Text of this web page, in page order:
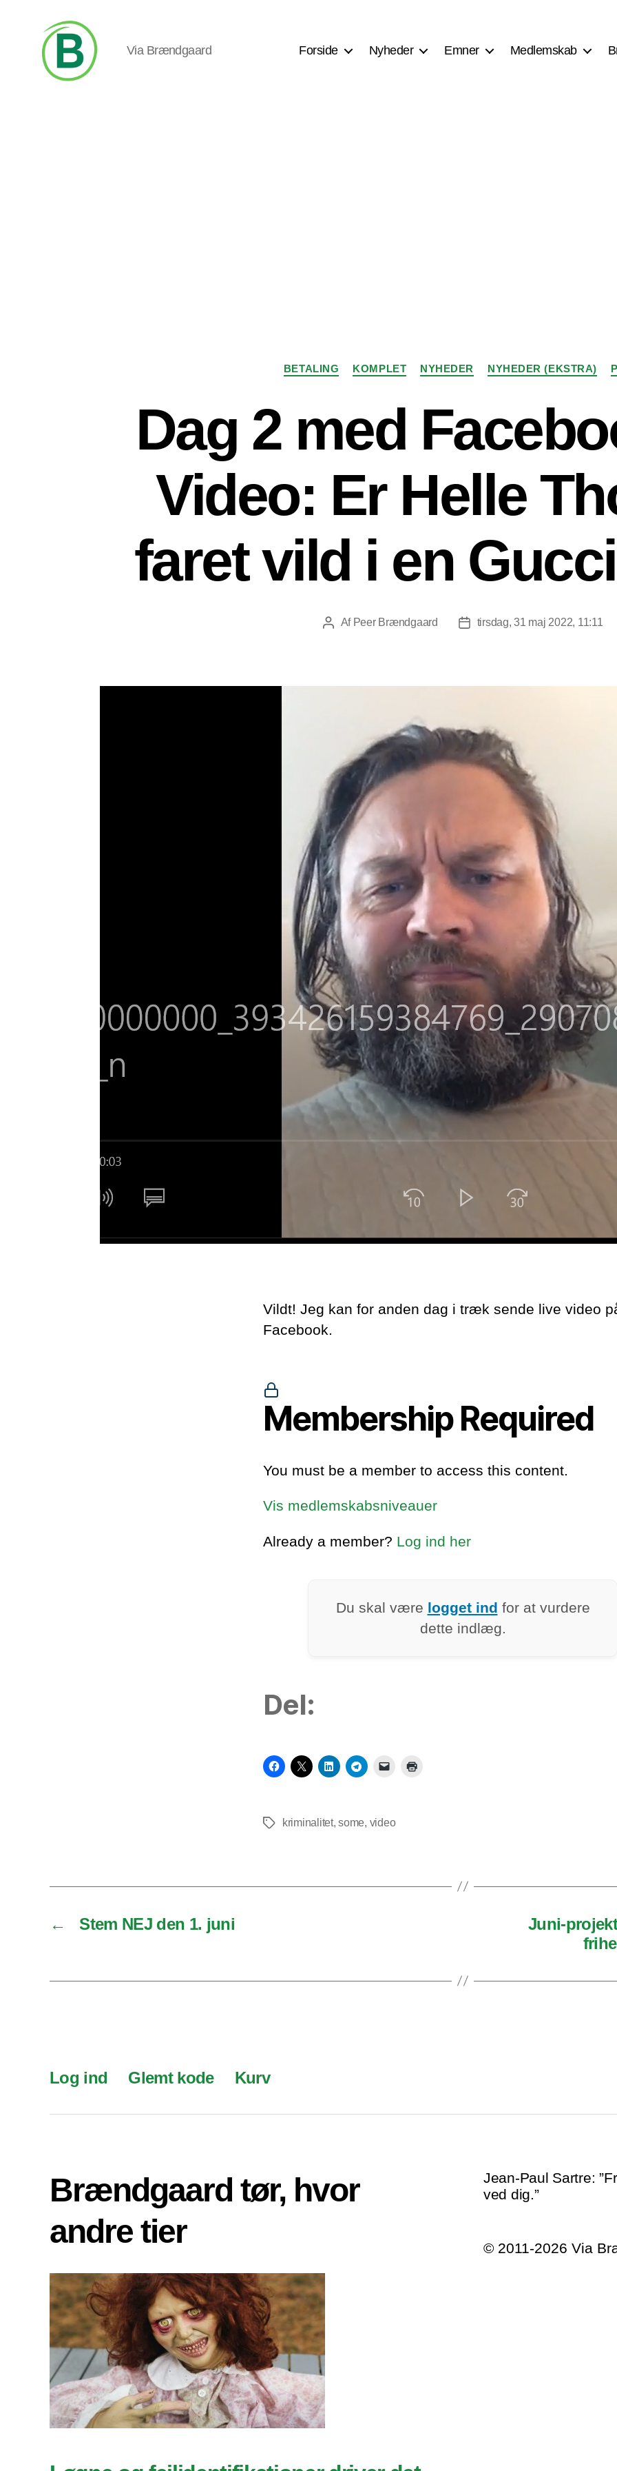
Via Brændgaard Forside Nyheder Emner Medlemskab
Kategorier
BETALING KOMPLET NYHEDER NYHEDER (EKSTRA)
Dag 2 med
Video: Er Helle
faret vild i en
Indlægsforfatter
Af Peer Brændgaard Indlægsdato
tirsdag, 31 maj 2022, 11:11
Vildt! Jeg kan for anden dag i træk sende live video
Facebook.
Membership Required
You must be a member to access this content.
Vis medlemskabsniveauer
Already a member? Log ind her
Du skal være logget ind for at vurdere
dette indlæg.
Del:
Tagskriminalitet,some, video
← Stem NEJ den 1. juni
Juni-
Log ind Glemt kode Kurv
Brændgaard tør, hvor
andre tier
Jean-Paul Sartre:
ved dig.”
© 2011-2026 Via